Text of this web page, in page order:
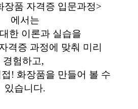
장품 자격증 입문과정>
에서는
한 이론과 실습을
격증 과정에 맞춰 미리
경험하고,
! 화장품을 만들어 볼 수
있습니다.